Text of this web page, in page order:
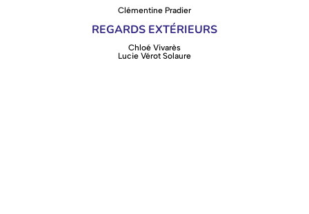
Clémentine Pradier
REGARDS EXTÉRIEURS
Chloé Vivarès
Lucie Vérot Solaure